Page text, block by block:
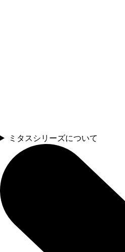
ミタスシリーズについて